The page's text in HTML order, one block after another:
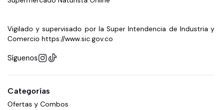
Vigilado y supervisado por la Super Intendencia de Industria y
Comercio https://www.sic.gov.co
Síguenos
Categorías
Ofertas y Combos